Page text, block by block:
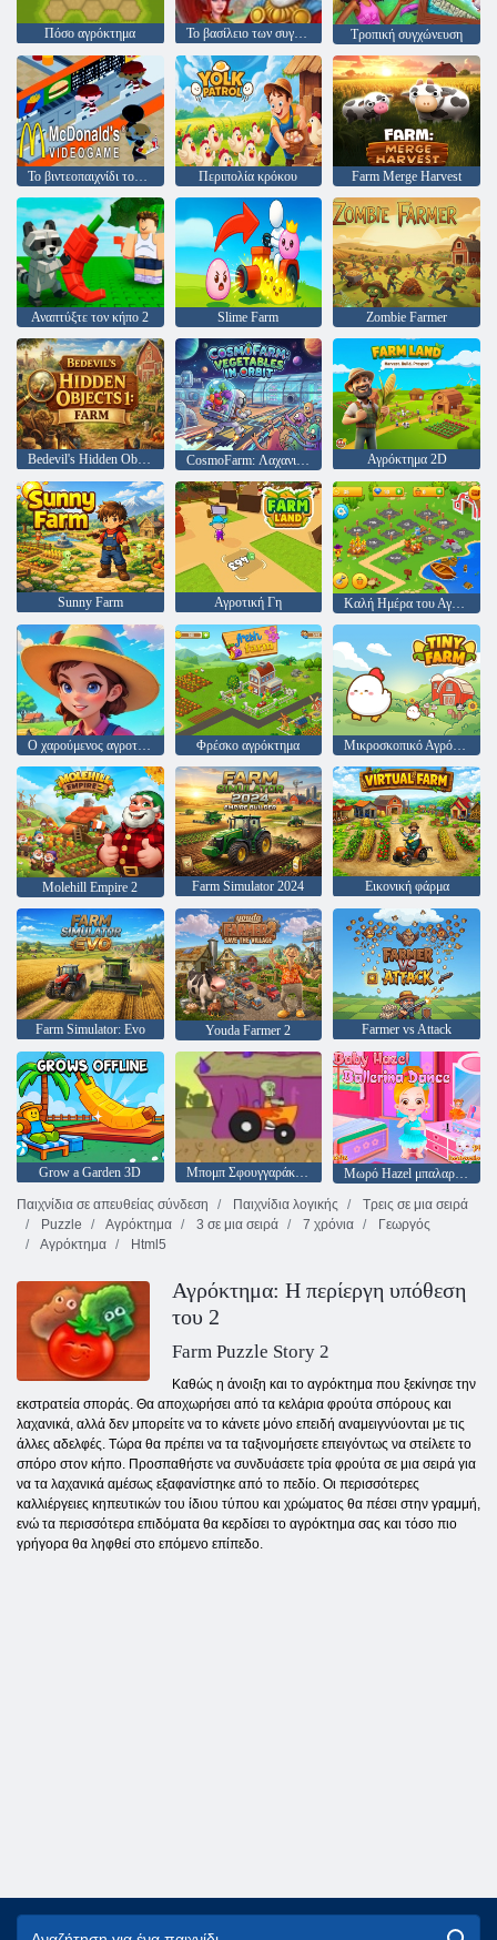
Πόσο αγρόκτημα Το βασίλειο των συγκεντρώσεων Τροπική συγχώνευση
Το βιντεοπαιχνίδι του McDonald's Περιπολία κρόκου Farm Merge Harvest
Αναπτύξτε τον κήπο 2 Slime Farm Zombie Farmer
Bedevil's Hidden Objects 1: Farm CosmoFarm: Λαχανικά σε τροχιά Αγρόκτημα 2D
Sunny Farm Αγροτική Γη Καλή Ημέρα του Αγροτικού
Φρέσκο αγρόκτημα
Molehill Empire 2 Farm Simulator 2024 Εικονική φάρμα
Farm Simulator: Evo Youda Farmer 2 Farmer vs Attack
Grow a Garden 3D Μπομπ Σφουγγαράκης αγωνιστικά τουρνουά
Μωρό Hazel μπαλαρίνα χορό
Παιχνίδια σε απευθείας σύνδεση
Παιχνίδια λογικής
Τρεις σε μια σειρά
Puzzle
Αγρόκτημα 3 σε μια σειρά 7 χρόνια
Γεωργός
Αγρόκτημα
Html5
Αγρόκτημα: Η περίεργη υπόθεση
του 2
Farm Puzzle Story 2
Καθώς η άνοιξη και το αγρόκτημα που ξεκίνησε την
εκστρατεία σποράς. Θα αποχωρήσει από τα κελάρια φρούτα σπόρους και
λαχανικά, αλλά δεν μπορείτε να το κάνετε μόνο επειδή αναμειγνύονται με τις
άλλες αδελφές. Τώρα θα πρέπει να τα ταξινομήσετε επειγόντως να στείλετε το
σπόρο στον κήπο. Προσπαθήστε να συνδυάσετε τρία φρούτα σε μια σειρά για
να τα λαχανικά αμέσως εξαφανίστηκε από το πεδίο. Οι περισσότερες
καλλιέργειες κηπευτικών του ίδιου τύπου και χρώματος θα πέσει στην γραμμή,
ενώ τα περισσότερα επιδόματα θα κερδίσει το αγρόκτημα σας και τόσο πιο
γρήγορα θα ληφθεί στο επόμενο επίπεδο.